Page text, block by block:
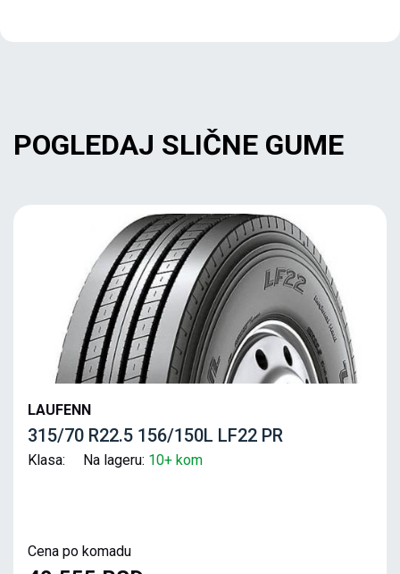
POGLEDAJ SLIČNE GUME
LAUFENN
315/70 R22.5 156/150L LF22 PR
Klasa: Na lageru: 10+ kom
Cena po komadu